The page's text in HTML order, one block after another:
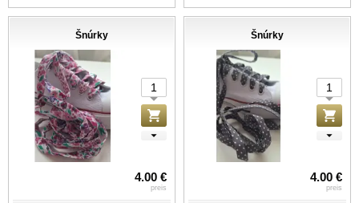
Šnúrky
4.00 €
preis
Šnúrky
4.00 €
preis